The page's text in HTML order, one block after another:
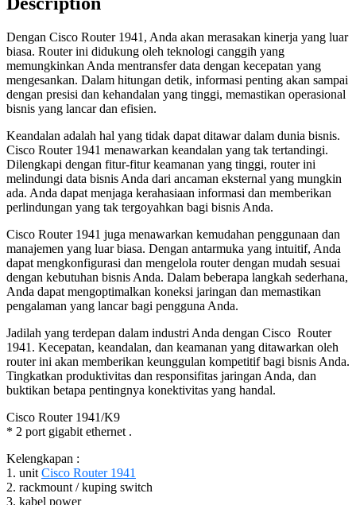
Dengan Cisco Router 1941, Anda akan merasakan kinerja yang luar
biasa. Router ini didukung oleh teknologi canggih yang
memungkinkan Anda mentransfer data dengan kecepatan yang
mengesankan. Dalam hitungan detik, informasi penting akan sampai
dengan presisi dan kehandalan yang tinggi, memastikan operasional
bisnis yang lancar dan efisien.
Keandalan adalah hal yang tidak dapat ditawar dalam dunia bisnis.
Cisco Router 1941 menawarkan keandalan yang tak tertandingi.
Dilengkapi dengan fitur-fitur keamanan yang tinggi, router ini
melindungi data bisnis Anda dari ancaman eksternal yang mungkin
ada. Anda dapat menjaga kerahasiaan informasi dan memberikan
perlindungan yang tak tergoyahkan bagi bisnis Anda.
Cisco Router 1941 juga menawarkan kemudahan penggunaan dan
manajemen yang luar biasa. Dengan antarmuka yang intuitif, Anda
dapat mengkonfigurasi dan mengelola router dengan mudah sesuai
dengan kebutuhan bisnis Anda. Dalam beberapa langkah sederhana,
Anda dapat mengoptimalkan koneksi jaringan dan memastikan
pengalaman yang lancar bagi pengguna Anda.
Jadilah yang terdepan dalam industri Anda dengan Cisco Router
1941. Kecepatan, keandalan, dan keamanan yang ditawarkan oleh
router ini akan memberikan keunggulan kompetitif bagi bisnis Anda.
Tingkatkan produktivitas dan responsifitas jaringan Anda, dan
buktikan betapa pentingnya konektivitas yang handal.
Cisco Router 1941/K9
* 2 port gigabit ethernet .
Kelengkapan :
1. unit Cisco Router 1941
2. rackmount / kuping switch
3. kabel power